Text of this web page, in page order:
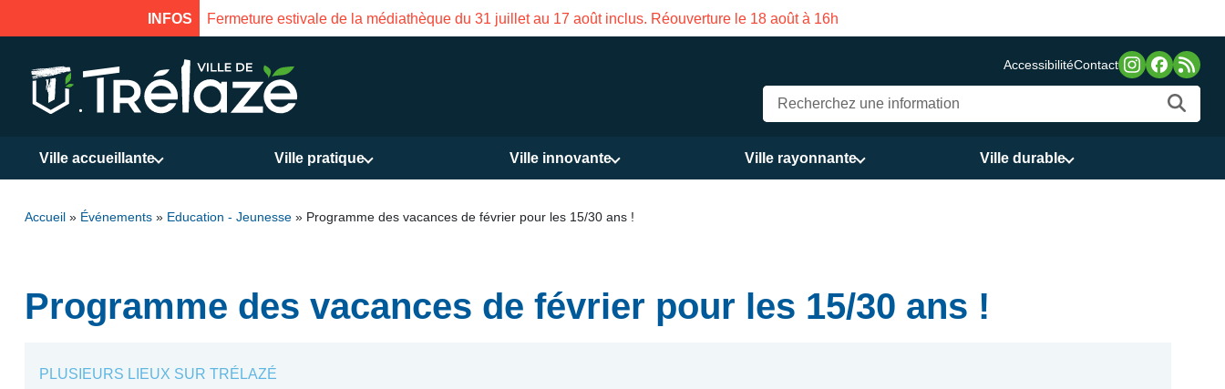
INFOS Fermeture estivale de la Maison des Services publics Vasco de Gama du 3 au 21 août
AccessibilitéContact
Ville accueillante Ville pratique Ville innovante Ville rayonnante Ville durable
Accueil » Événements » Education - Jeunesse » Programme des vacances de février pour les 15/30 ans !
Programme des vacances de février pour les 15/30 ans !
PLUSIEURS LIEUX SUR TRÉLAZÉ